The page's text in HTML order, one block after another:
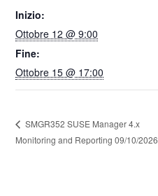
Inizio:
Ottobre 12 @ 9:00
Fine:
Ottobre 15 @ 17:00
SMGR352 SUSE Manager 4.x
Monitoring and Reporting 09/10/2026